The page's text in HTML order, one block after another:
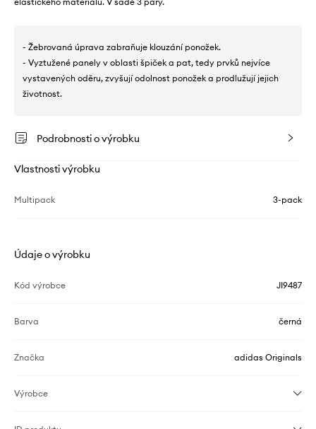
- Žebrovaná úprava zabraňuje klouzání ponožek.
- Vyztužené panely v oblasti špiček a pat, tedy prvků nejvíce
vystavených oděru, zvyšují odolnost ponožek a prodlužují jejich
životnost.
Podrobnosti o výrobku
Vlastnosti výrobku
Multipack 3-pack
Údaje o výrobku
Kód výrobce JI9487
Barva černá
Značka adidas Originals
Výrobce